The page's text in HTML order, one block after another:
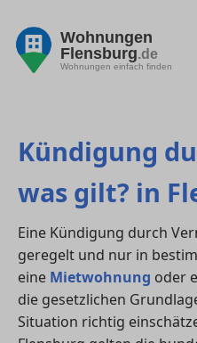
Wohnungen
Flensburg.de
Wohnungen einfach finden
Kündigung
was gilt? in
Eine Kündigung durch
geregelt und nur in
eine Mietwohnung oder
die gesetzlichen
Situation richtig